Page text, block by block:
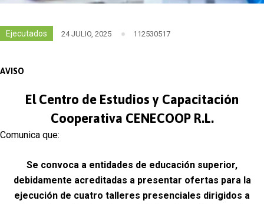
Ejecutados 24 JULIO, 2025 112530517
AVISO
El Centro de Estudios y Capacitación
Cooperativa CENECOOP R.L.
Comunica que:
Se convoca a entidades de educación superior,
debidamente acreditadas a presentar ofertas para la
ejecución de cuatro talleres presenciales dirigidos a